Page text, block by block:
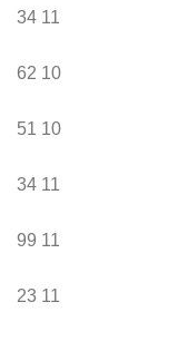
34 11
62 10
51 10
34 11
99 11
23 11